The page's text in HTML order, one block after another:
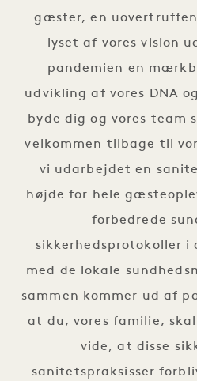
gæster, en uovertruffen
lyset af vores vision
pandemien en
udvikling af vores DNA
byde dig og vores team
velkommen tilbage til
vi udarbejdet en
højde for hele
forbedrede
sikkerhedsprotokoller i
med de lokale
sammen kommer ud af
at du, vores familie,
vide, at disse
sanitetspraksisser